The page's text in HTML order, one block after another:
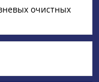
очистных